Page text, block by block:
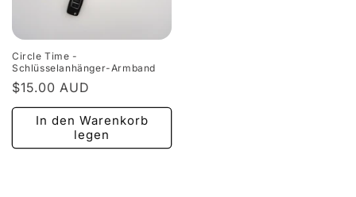
Circle Time -
Schlüsselanhänger-Armband
Normaler
Preis
$15.00 AUD
In den Warenkorb
legen